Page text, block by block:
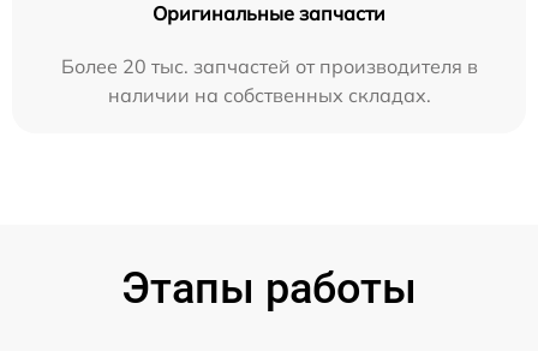
Оригинальные запчасти
Более 20 тыс. запчастей от производителя в
наличии на собственных складах.
Этапы работы